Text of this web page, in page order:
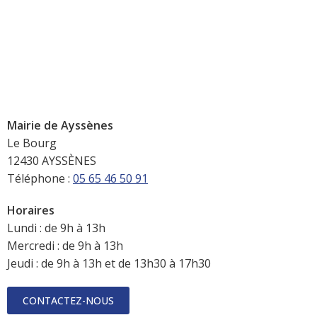
Mairie de Ayssènes
Le Bourg
12430 AYSSÈNES
Téléphone : 05 65 46 50 91
Horaires
Lundi : de 9h à 13h
Mercredi : de 9h à 13h
Jeudi : de 9h à 13h et de 13h30 à 17h30
CONTACTEZ-NOUS